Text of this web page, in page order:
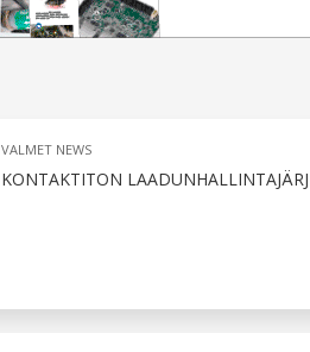
VALMET NEWS
KONTAKTITON